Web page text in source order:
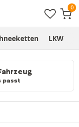
LKW
passt